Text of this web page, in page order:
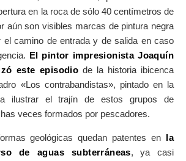
en la roca de sólo 40 centímetros de
aún son visibles marcas de pintura negra
el camino de entrada y de salida en caso
El pintor impresionista Joaquín
este episodio de la historia ibicenca
«Los contrabandistas», pintado en la
ilustrar el trajín de estos grupos de
veces formados por pescadores.
geológicas quedan patentes enla
de aguas subterráneas, ya casi